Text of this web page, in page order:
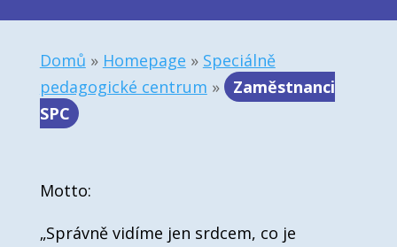
Domů » Homepage » Speciálně
pedagogické centrum »
Zaměstnanci
SPC
Motto:
„Správně vidíme jen srdcem, co je